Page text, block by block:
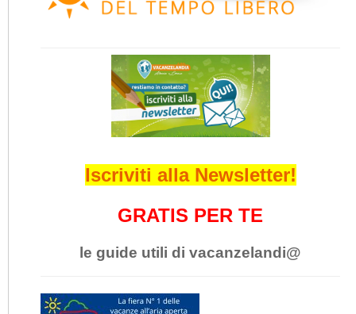
Iscriviti alla Newsletter!
GRATIS PER TE
le guide utili di vacanzelandi@